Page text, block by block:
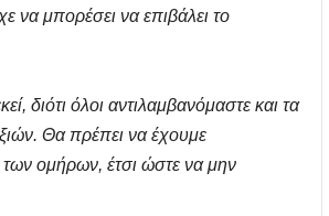
να μπορέσει να επιβάλει το
διότι όλοι αντιλαμβανόμαστε και τα
Θα πρέπει να έχουμε
των ομήρων, έτσι ώστε να μην